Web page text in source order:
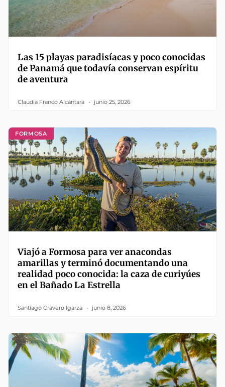
Las 15 playas paradisíacas y poco conocidas
de Panamá que todavía conservan espíritu
de aventura
Claudia Franco Alcántara junio 25, 2026
FORMOSA
Viajó a Formosa para ver anacondas
amarillas y terminó documentando una
realidad poco conocida: la caza de curiyúes
en el Bañado La Estrella
Santiago Cravero Igarza junio 8, 2026